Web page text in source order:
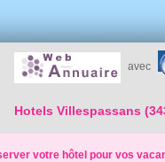
avec
Hotels Villespassans
votre hôtel pour vos